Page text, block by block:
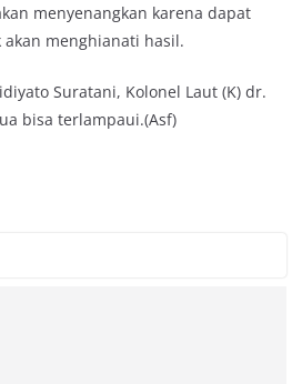
menyenangkan karena dapat
menghianati hasil.
Suratani, Kolonel Laut (K) dr.
bisa terlampaui.(Asf)